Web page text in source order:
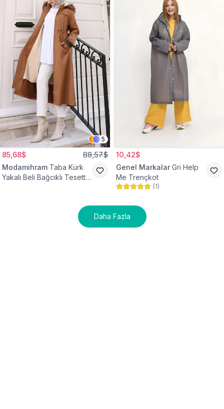
5
85,68$ 88,57$
Modamihram Taba Kürk
Yakalı Beli Bağcıklı Tesettür
10,42$
Genel Markalar Gri Help
Me Trençkot
(1)
Daha Fazla